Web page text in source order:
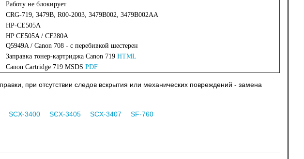
Работу не блокирует
CRG-719, 3479B, R00-2003, 3479B002, 3479B002AA
HP-CE505A
HP CE505A / CF280A
Q5949A / Canon 708 - с перебивкой шестерен
Заправка тонер-картриджа Canon 719 HTML
Canon Cartridge 719 MSDS PDF
при отсутствии следов вскрытия или механических повреждений - замена
SCX-3400 SCX-3405 SCX-3407 SF-760